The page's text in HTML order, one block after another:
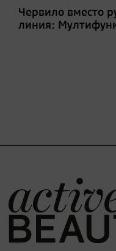
Червило вместо
линия: